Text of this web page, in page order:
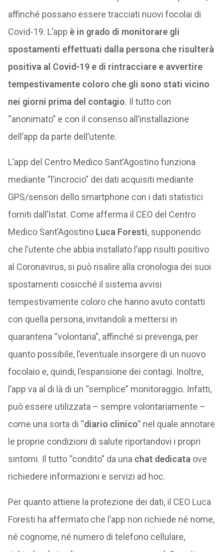
affinché possano essere tracciati nuovi focolai di
Covid-19. L’app è in grado di monitorare gli
spostamenti effettuati dalla persona che risulterà
positiva al Covid-19 e di rintracciare e avvertire
tempestivamente coloro che gli sono stati vicino
nei giorni prima del contagio. Il tutto con
“anonimato” e con il consenso all’installazione
dell’app da parte dell’utente.
L’app del Centro Medico Sant’Agostino funziona
mediante “l’incrocio” dei dati acquisiti mediante
GPS/sensori dello smartphone con i dati statistici
forniti dall’Istat. Come afferma il CEO del Centro
Medico Sant’Agostino Luca Foresti, supponendo
che l’utente che abbia installato l’app risulti positivo
al Coronavirus, si può risalire alla cronologia dei suoi
spostamenti cosicché il sistema avvisi
tempestivamente coloro che hanno avuto contatti
con quella persona, invitandoli a mettersi in
quarantena “volontaria”, affinché si prevenga, per
quanto possibile, l’eventuale insorgere di un nuovo
focolaio e, quindi, l’espansione dei contagi. Inoltre,
l’app va al di là di un “semplice” monitoraggio. Infatti,
può essere utilizzata – sempre volontariamente –
come una sorta di “diario clinico” nel quale annotare
le proprie condizioni di salute riportandovi i propri
sintomi. Il tutto “condito” da una chat dedicata ove
richiedere informazioni e servizi ad hoc.
Per quanto attiene la protezione dei dati, il CEO Luca
Foresti ha affermato che l’app non richiede né nome,
né cognome, né numero di telefono cellulare,